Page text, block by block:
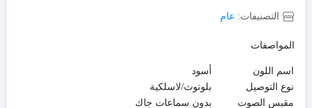
التصنيفات: عام
المواصفات
اسم اللون
أسود
نوع التوصيل
بلوتوث/لاسلكية
مقبس الصوت
بدون سماعات جاك